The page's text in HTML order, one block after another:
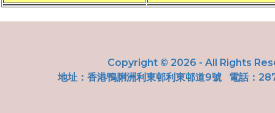
Copyright © 2026 - All Rights
地址： 香港鴨脷洲利東邨利東邨道9號 電話：